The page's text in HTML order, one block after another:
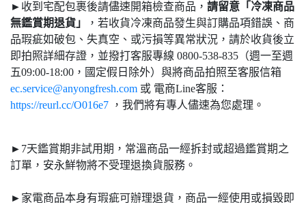
►收到宅配包裹後請儘速開箱檢查商品， 請留意「冷凍商品
無鑑賞期退貨」
，若收貨冷凍商品發生與訂購品項錯誤、商
品瑕疵如破包、失真空、或污損等異常狀況，請於收貨後立
即拍照詳細存證，並撥打客服專線 0800-538-835（週一至週
五09:00-18:00，國定假日除外）與將商品拍照至客服信箱
ec.service@anyongfresh.com 或 電商Line客服：
https://reurl.cc/O016e7 ，我們將有專人儘速為您處理。
►7天鑑賞期非試用期，常溫商品一經拆封或超過鑑賞期之
訂單，安永鮮物將不受理退換貨服務。
►家電商品本身有瑕疵可辦理退貨，商品一經使用或損毀即